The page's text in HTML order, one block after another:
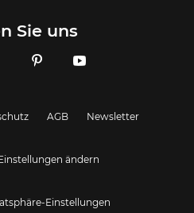
Sie uns
AGB Newsletter
ändern
Einstellungen